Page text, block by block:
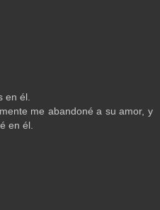
en él.
me abandoné a su amor, y
en él.